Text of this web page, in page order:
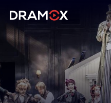
Cертифікати
Зареєструватися